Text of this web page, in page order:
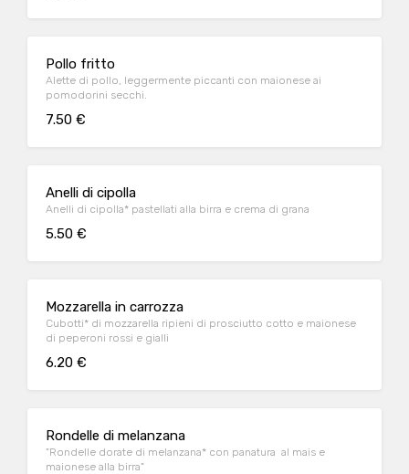
Pollo fritto
Alette di pollo, leggermente piccanti con maionese ai
pomodorini secchi.
7.50 €
Anelli di cipolla
Anelli di cipolla* pastellati alla birra e crema di grana
5.50 €
Mozzarella in carrozza
Cubotti* di mozzarella ripieni di prosciutto cotto e maionese
di peperoni rossi e gialli
6.20 €
Rondelle di melanzana
"Rondelle dorate di melanzana* con panatura al mais e
maionese alla birra"